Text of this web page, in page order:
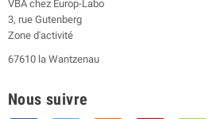
VBA chez Europ-Labo
3, rue Gutenberg
Zone d'activité
67610 la Wantzenau
Nous suivre